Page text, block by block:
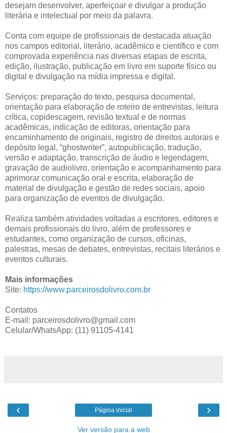
desejam desenvolver, aperfeiçoar e divulgar a produção
literária e intelectual por meio da palavra.
Conta com equipe de profissionais de destacada atuação
nos campos editorial, literário, acadêmico e científico e com
comprovada experiência nas diversas etapas de escrita,
edição, ilustração, publicação em livro em suporte físico ou
digital e divulgação na mídia impressa e digital.
Serviços: preparação do texto, pesquisa documental,
orientação para elaboração de roteiro de entrevistas, leitura
crítica, copidescagem, revisão textual e de normas
acadêmicas, indicação de editoras, orientação para
encaminhamento de originais, registro de direitos autorais e
depósito legal, “ghostwriter”, autopublicação, tradução,
versão e adaptação, transcrição de áudio e legendagem,
gravação de audiolivro, orientação e acompanhamento para
aprimorar comunicação oral e escrita, elaboração de
material de divulgação e gestão de redes sociais, apoio
para organização de eventos de divulgação.
Realiza também atividades voltadas a escritores, editores e
demais profissionais do livro, além de professores e
estudantes, como organização de cursos, oficinas,
palestras, mesas de debates, entrevistas, recitais literários e
eventos culturais.
Mais informações
Site: https://www.parceirosdolivro.com.br
Contatos
E-mail: parceirosdolivro@gmail.com
Celular/WhatsApp: (11) 91105-4141
‹ ›
Página inicial
Ver versão para a web